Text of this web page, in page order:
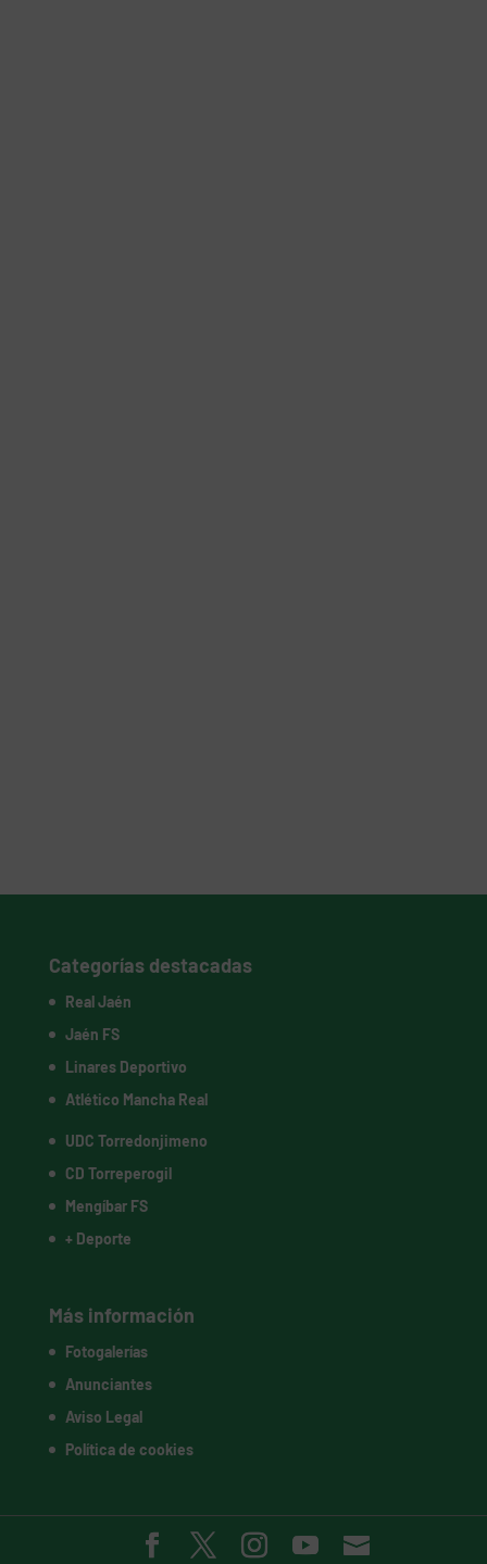
Categorías destacadas
Real Jaén
Jaén FS
Linares Deportivo
Atlético Mancha Real
UDC Torredonjimeno
CD Torreperogil
Mengíbar FS
+ Deporte
Más información
Fotogalerías
Anunciantes
Aviso Legal
Política de cookies